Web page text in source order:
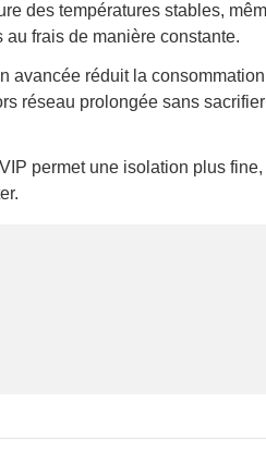
des températures stables,
frais de manière constante.
avancée réduit la
réseau prolongée sans
permet une isolation plus